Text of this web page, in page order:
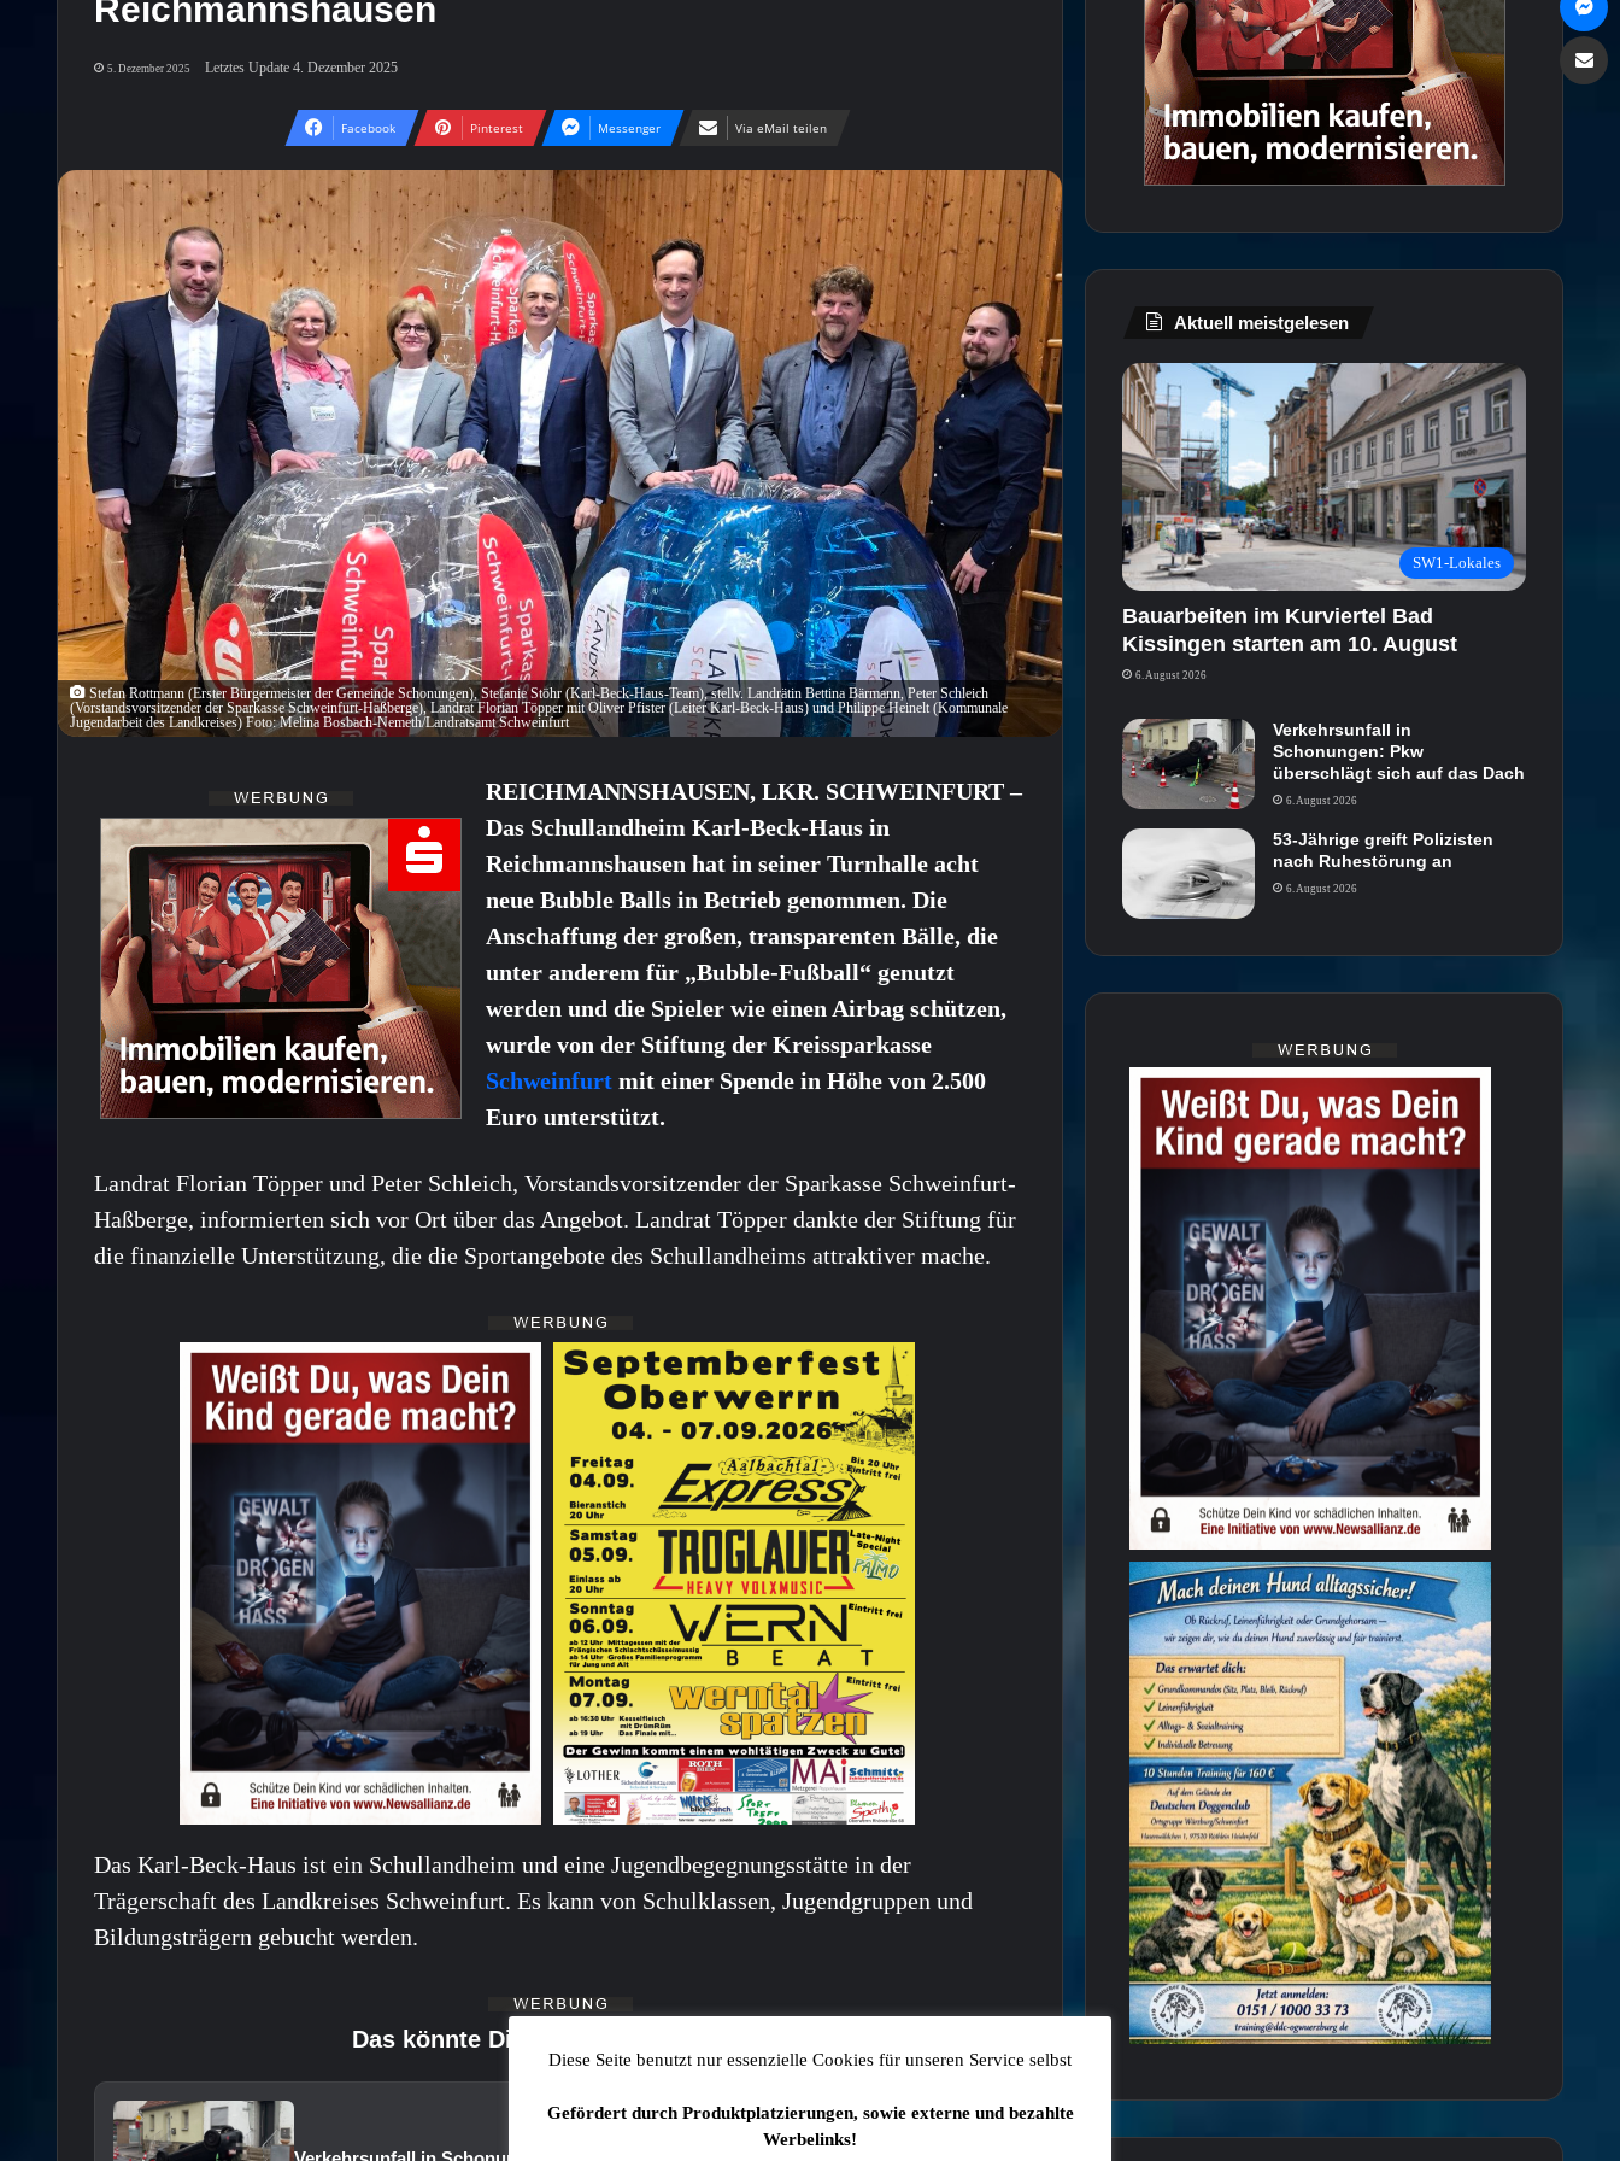
Reichmannshausen
5. Dezember 2025 Letztes Update 4. Dezember 2025
Facebook Pinterest Messenger Via eMail teilen
Stefan Rottmann (Erster Bürgermeister der Gemeinde Schonungen), Stefanie Stöhr (Karl-Beck-Haus-Team), stellv. Landrätin Bettina Bärmann, Peter Schleich
(Vorstandsvorsitzender der Sparkasse Schweinfurt-Haßberge), Landrat Florian Töpper mit Oliver Pfister (Leiter Karl-Beck-Haus) und Philippe Heinelt (Kommunale
Jugendarbeit des Landkreises) Foto: Melina Bosbach-Nemeth/Landratsamt Schweinfurt
REICHMANNSHAUSEN, LKR. SCHWEINFURT –
Das Schullandheim Karl-Beck-Haus in
Reichmannshausen hat in seiner Turnhalle acht
neue Bubble Balls in Betrieb genommen. Die
Anschaffung der großen, transparenten Bälle, die
unter anderem für „Bubble-Fußball“ genutzt
werden und die Spieler wie einen Airbag schützen,
wurde von der Stiftung der Kreissparkasse
Schweinfurt mit einer Spende in Höhe von 2.500
Euro unterstützt.
Landrat Florian Töpper und Peter Schleich, Vorstandsvorsitzender der Sparkasse Schweinfurt-
Haßberge, informierten sich vor Ort über das Angebot. Landrat Töpper dankte der Stiftung für
die finanzielle Unterstützung, die die Sportangebote des Schullandheims attraktiver mache.
Das Karl-Beck-Haus ist ein Schullandheim und eine Jugendbegegnungsstätte in der
Trägerschaft des Landkreises Schweinfurt. Es kann von Schulklassen, Jugendgruppen und
Bildungsträgern gebucht werden.
Das könnte Dich auch interessieren:
Aktuell meistgelesen
SW1-Lokales
Bauarbeiten im Kurviertel Bad
Kissingen starten am 10. August
6. August 2026
Verkehrsunfall in
Schonungen: Pkw
überschlägt sich auf das Dach
6. August 2026
53-Jährige greift Polizisten
nach Ruhestörung an
6. August 2026
Diese Seite benutzt nur essenzielle Cookies für unseren Service selbst
Gefördert durch Produktplatzierungen, sowie externe und bezahlte
Werbelinks!